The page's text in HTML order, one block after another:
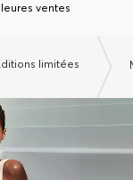
ventes
limitées